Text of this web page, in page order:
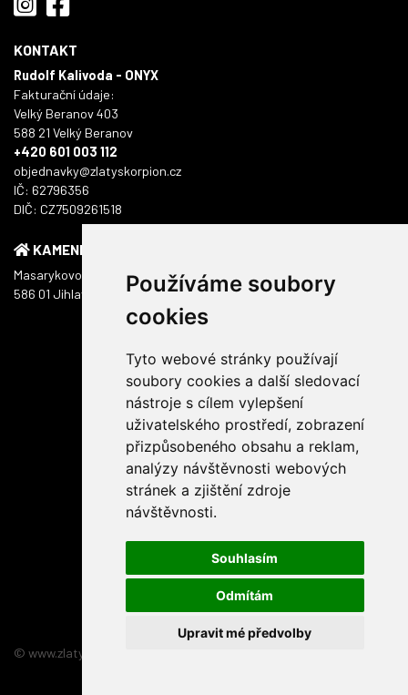
Používáme soubory
cookies
Tyto webové stránky používají
soubory cookies a další sledovací
nástroje s cílem vylepšení
uživatelského prostředí, zobrazení
přizpůsobeného obsahu a reklam,
analýzy návštěvnosti webových
stránek a zjištění zdroje
návštěvnosti.
Souhlasím
Odmítám
Upravit mé předvolby
KONTAKT
Rudolf Kalivoda - ONYX
Fakturační údaje:
Velký Beranov 403
588 21 Velký Beranov
+420 601 003 112
objednavky@zlatyskorpion.cz
IČ: 62796356
DIČ: CZ7509261518
KAMENNÁ PRODEJNA
Masarykovo náměstí 1217/51
586 01 Jihlava
© www.zlatyskorpion.cz 2026